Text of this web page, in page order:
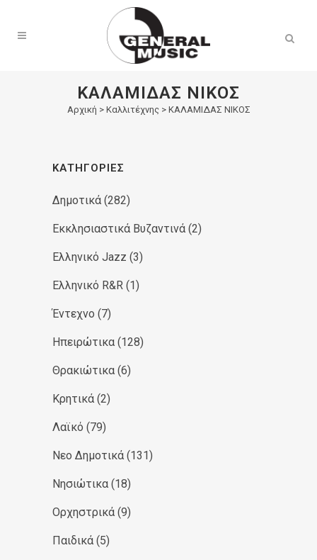
ΚΑΛΑΜΙΔΑΣ ΝΙΚΟΣ
Αρχική > Καλλιτέχνης > ΚΑΛΑΜΙΔΑΣ ΝΙΚΟΣ
ΚΑΤΗΓΟΡΊΕΣ
Δημοτικά (282)
Εκκλησιαστικά Βυζαντινά (2)
Ελληνικό Jazz (3)
Ελληνικό R&R (1)
Έντεχνο (7)
Ηπειρώτικα (128)
Θρακιώτικα (6)
Κρητικά (2)
Λαϊκό (79)
Νεο Δημοτικά (131)
Νησιώτικα (18)
Ορχηστρικά (9)
Παιδικά (5)